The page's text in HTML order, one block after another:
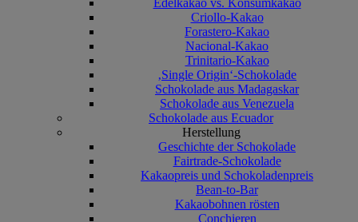
Edelkakao vs. Konsumkakao
Criollo-Kakao
Forastero-Kakao
Nacional-Kakao
Trinitario-Kakao
‚Single Origin‘-Schokolade
Schokolade aus Madagaskar
Schokolade aus Venezuela
Schokolade aus Ecuador
Herstellung
Geschichte der Schokolade
Fairtrade-Schokolade
Kakaopreis und Schokoladenpreis
Bean-to-Bar
Kakaobohnen rösten
Conchieren